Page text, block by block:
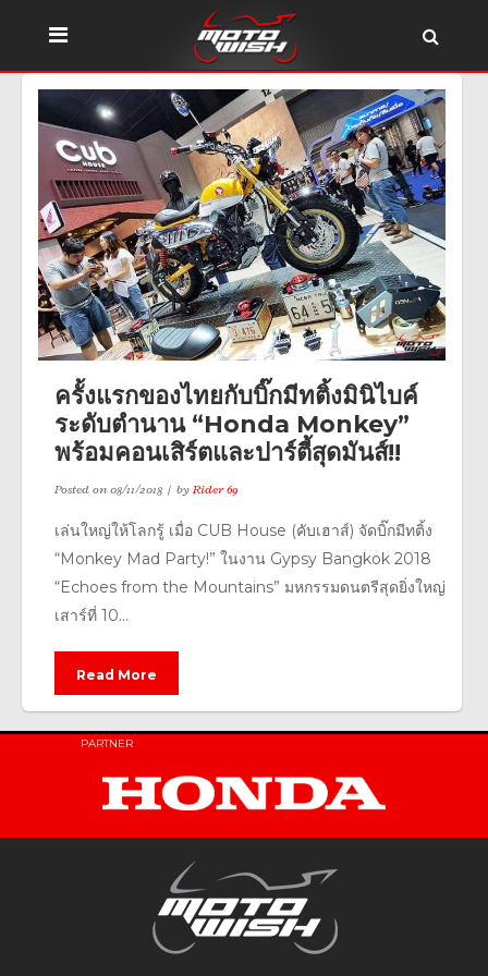
ครั้งแรกของไทยกับบิ๊กมีทติ้งมินิไบค์
ระดับตำนาน “Honda Monkey”
พร้อมคอนเสิร์ตและปาร์ตี้สุดมันส์!!
Posted on08/11/2018 byRider 69
เล่นใหญ่ให้โลกรู้ เมื่อ​ CUB House (คับเฮาส์) จัดบิ๊กมีทติ้ง
“Monkey Mad Party!” ในงาน Gypsy Bangkok 2018
“Echoes from the Mountains” มหกรรมดนตรีสุดยิ่งใหญ่
เสาร์ที่ 10...
Read More
PARTNER